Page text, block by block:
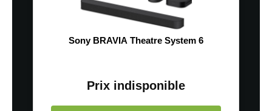
Sony BRAVIA Theatre System 6
Prix indisponible